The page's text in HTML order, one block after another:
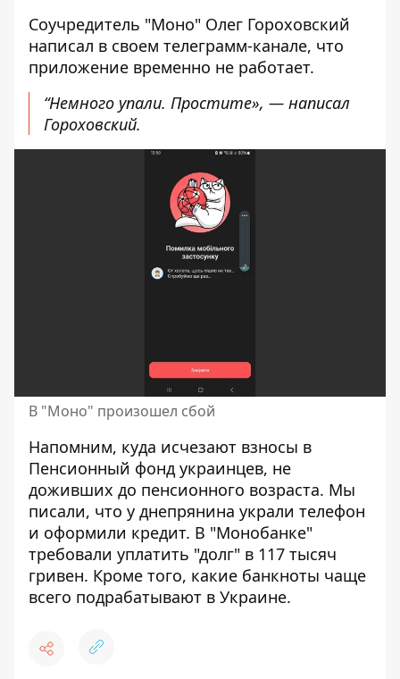
Соучредитель "Моно" Олег Гороховский
написал в своем телеграмм-канале, что
приложение временно не работает.
“Немного упали. Простите», — написал
Гороховский.
В "Моно" произошел сбой
Напомним, куда исчезают взносы в
Пенсионный фонд украинцев, не
доживших до пенсионного возраста. Мы
писали, что у днепрянина украли телефон
и оформили кредит. В "Монобанке"
требовали уплатить "долг" в 117 тысяч
гривен. Кроме того, какие банкноты чаще
всего подрабатывают в Украине.